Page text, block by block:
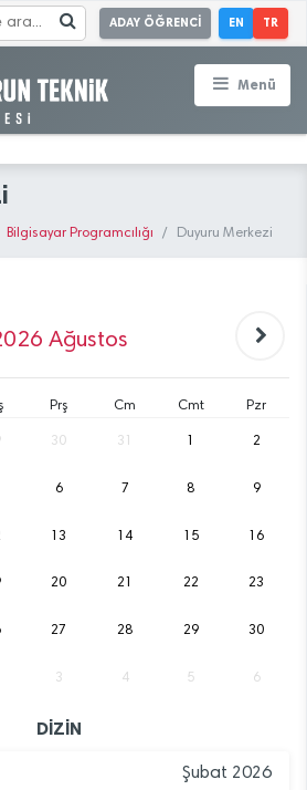
ADAY ÖĞRENCİ EN TR
Menü
Bilgisayar Programcılığı Duyuru Merkezi
Ağustos
Prş Cm Cmt Pzr
30 31 2
6 7 8 9
13 14 15 16
20 21 22 23
27 28 29 30
3 4 5 6
DİZİN
Şubat 2026